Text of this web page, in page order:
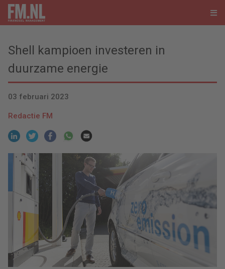
Shell kampioen investeren in
duurzame energie
03 februari 2023
Redactie FM